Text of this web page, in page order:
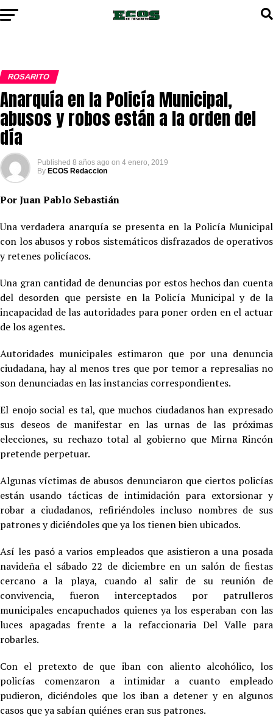
ROSARITO
Anarquía en la Policía Municipal,
abusos y robos están a la orden del
día
Published 8 años ago on 4 enero, 2019
By ECOS Redaccion
Por Juan Pablo Sebastián
Una verdadera anarquía se presenta en la Policía Municipal
con los abusos y robos sistemáticos disfrazados de operativos
y retenes policíacos.
Una gran cantidad de denuncias por estos hechos dan cuenta
del desorden que persiste en la Policía Municipal y de la
incapacidad de las autoridades para poner orden en el actuar
de los agentes.
Autoridades municipales estimaron que por una denuncia
ciudadana, hay al menos tres que por temor a represalias no
son denunciadas en las instancias correspondientes.
El enojo social es tal, que muchos ciudadanos han expresado
sus deseos de manifestar en las urnas de las próximas
elecciones, su rechazo total al gobierno que Mirna Rincón
pretende perpetuar.
Algunas víctimas de abusos denunciaron que ciertos policías
están usando tácticas de intimidación para extorsionar y
robar a ciudadanos, refiriéndoles incluso nombres de sus
patrones y diciéndoles que ya los tienen bien ubicados.
Así les pasó a varios empleados que asistieron a una posada
navideña el sábado 22 de diciembre en un salón de fiestas
cercano a la playa, cuando al salir de su reunión de
convivencia, fueron interceptados por patrulleros
municipales encapuchados quienes ya los esperaban con las
luces apagadas frente a la refaccionaria Del Valle para
robarles.
Con el pretexto de que iban con aliento alcohólico, los
policías comenzaron a intimidar a cuanto empleado
pudieron, diciéndoles que los iban a detener y en algunos
casos que ya sabían quiénes eran sus patrones.